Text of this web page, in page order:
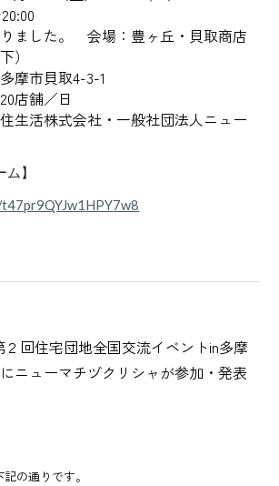
ました。 会場：豊ヶ丘・貝取商店
）
摩市貝取4-3-1
店舗／日
生活株式会社・一般社団法人ニュー
ム】
２回住宅団地全国交流イベントin多摩
にニューマチヅクリシャが参加・発表
の通りです。